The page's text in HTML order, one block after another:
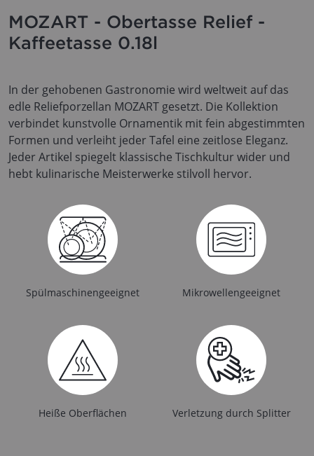
MOZART - Obertasse Relief -
Kaffeetasse 0.18l
In der gehobenen Gastronomie wird weltweit auf das
edle Reliefporzellan MOZART gesetzt. Die Kollektion
verbindet kunstvolle Ornamentik mit fein abgestimmten
Formen und verleiht jeder Tafel eine zeitlose Eleganz.
Jeder Artikel spiegelt klassische Tischkultur wider und
hebt kulinarische Meisterwerke stilvoll hervor.
Spülmaschinengeeignet Mikrowellengeeignet
Heiße Oberflächen Verletzung durch Splitter